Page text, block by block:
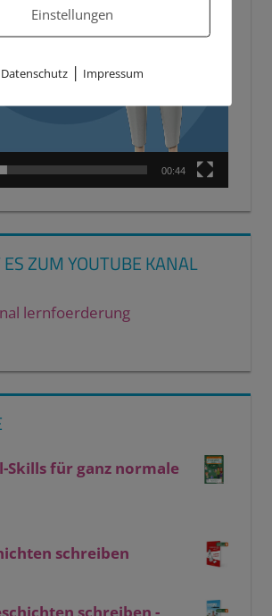
00:44
ZUM YOUTUBE KANAL
lernfoerderung
Skills für ganz normale
schreiben
Einstellungen
Datenschutz| Impressum